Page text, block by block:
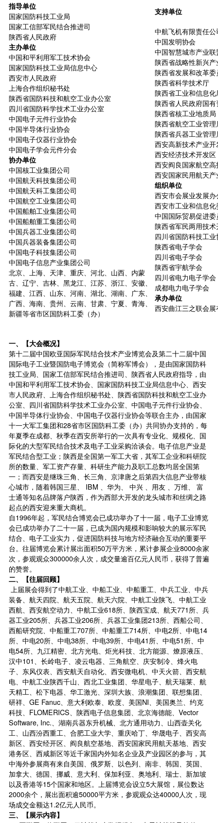
指导单位
国家国防科技工业局
国家工信部军民结合推进司
陕西省人民政府
主办单位
中国和平利用军工技术协会
国家国防科技工业局信息中心
西安市人民政府
上海合作组织秘书处
陕西省国防科技和航空工业办公室
四川省国防科学技术工业办公室
中国电子元件行业协会
中国半导体行业协会
中国电子仪器行业协会
中国电子学会元件分会
协办单位
中国核工业集团公司
中国航天科技集团公司
中国航天科工集团公司
中国航空工业集团公司
中国船舶工业集团公司
中国船舶重工集团公司
中国兵器工业集团公司
中国兵器装备集团公司
中国电子科技集团公司
中国电子信息产业集团公司
北京、上海、天津、重庆、河北、山西、内蒙
古、辽宁、吉林、黑龙江、江苏、浙江、安徽、
福建、江西、山东、河南、湖北、湖南、广东、
广西、海南、贵州、云南、甘肃、宁夏、青海、
新疆等省市区国防科工委（办）
支持单位
中航飞机有限责任公
中国发明协会
中国智慧城市产业联
陕西省战略性新兴
陕西省发展和改革委
陕西省科学技术厅
陕西省工业和信息化
陕西省人民政府国
陕西省核工业地质局
陕西省航空工业管理
陕西省兵器工业管理
西安高新技术产业开
西安经济技术开发区
西安阎良国家航空
西安国家民用航天产
组织单位
西安市会展业发展办
西安市工业和信息化
中国国际贸易促进
陕西省军民两用技
四川省国防科技工业
陕西省电子学会
四川省电子学会
陕西省宇航学会
四川省电力电子学会
成都电力电子学会
承办单位
西安曲江三之联会
一、【大会概况】
第十二届中国欧亚国际军民结合技术产业博览会及第二十二届中国
国际电子工业暨国防电子博览会（简称军博会），是由国家国防科
技工业局、国家工信部军民结合推进司、陕西省人民政府指导，由
中国和平利用军工技术协会、国家国防科技工业局信息中心、西安
市人民政府、上海合作组织秘书处、陕西省国防科技和航空工业办
公室、四川省国防科学技术工业办公室、中国电子元件行业协会、
中国半导体行业协会、中国电子仪器行业协会等联合主办，由国家
十一大军工集团和28省市区国防科工委（办）共同协办支持的，每
年夏季在成都、秋季在西安所举行的一次具有专业化、规模化、国
际化的大型军民结合技术及电子工业采购洽谈会。电子信息产业是
军民结合型工业；陕西是全国第一军工大省，其军工企业和科研院
所的数量、军工资产存量、科研生产能力及职工总数均居全国第
一；而西安是继珠三角、长三角、京津唐之后第四大信息产业带核
心城市，随着韩国三星、 IBM 、华为、 中兴 、用友 、万维、 富
士通等知名品牌落户陕西，作为西部大开发的龙头城市和丝绸之路
起点的西安迎来重大商机。
自1996年起，军民结合博览会已成功举办了十一届，电子工业博览
会已成功举办了二十一届，已成为国内规模和影响较大的展示军民
结合、电子工业实力，促进国防科技与地方经济融合互动的重要平
台。往届博览会累计展出面积50万平方米，累计参展企业8000余家
次，参观观众300000余人次，成交量逾百亿元人民币，获得了普遍
的赞誉。
二、【往届回顾】
上届展会得到了中航工业、中船工业、中船重工、中兵工业、中兵
装备、航天四院、航天五院、航天六院、中航工业陕飞、中航工业
西航、西安航空动力、中航工业618所、陕西宝成、航天771所、兵
器工业205所、兵器工业206所、兵器工业集团213所、西船公司、
西船研究院、中船重工707所、中船重工714所、中电2所、中电14
所、中电20所、中电38所、中电39所、中电41所、中电51所、中
电54所、九江精密、北方光电、炬光科技、北方能源、燎原液压、
汉中101、长岭电子、凌云电器、三角航空、庆安制冷、烽火电
子、东风仪表、西安航天自动化、西安微电机、中天火箭、西安航
电、中航工业陕西千山、西北工业集团、华星电子、航天瑞莱、航
天精工、松下电器、华工激光、深圳大族、浪潮集团、联想集团、
研祥、GE Fanuc、意大利欧泰、欧度、美国NI、美国奥兰、约克
科技、FLOMERICS、陕西电子信息集团、北京海德能、Vector
Software, Inc.、湖南兵器东升机械、北方通用动力、山西壶关化
工、山西汾西重工、合肥工业大学、重庆哈丁、华晟电子、西安高
新区、西安经开区、阎良航空基地、西安国家民用航天基地、西安
港务区、西咸新区等近千家国内外知名企业及产业园区的参与，其
中海外参展商有来自美国、俄罗斯、以色列、南非、韩国、英国、
加拿大、德国、挪威、意大利、保加利亚、奥地利、瑞士、新加坡
以及香港等15个国家和地区。上届博览会设立5大展馆，展位数达
2000余个，展出面积逾50000平方米，参观观众达40000人次，现
场成交金额达1.2亿元人民币。
三、【展示内容】